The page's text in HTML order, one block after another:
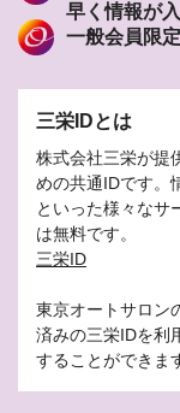
早く情報が
一般会員限
三栄IDとは
株式会社三栄が提
めの共通IDです。
といった様々なサ
は無料です。
三栄ID
東京オートサロン
済みの三栄IDを利
することができま